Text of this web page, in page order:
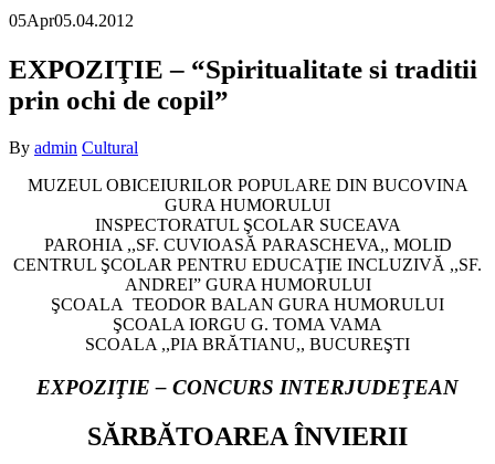
05Apr05.04.2012
EXPOZIŢIE – “Spiritualitate si traditii
prin ochi de copil”
By admin Cultural
MUZEUL OBICEIURILOR POPULARE DIN BUCOVINA
GURA HUMORULUI
INSPECTORATUL ŞCOLAR SUCEAVA
PAROHIA ,,SF. CUVIOASĂ PARASCHEVA,, MOLID
CENTRUL ŞCOLAR PENTRU EDUCAŢIE INCLUZIVĂ ,,SF.
ANDREI” GURA HUMORULUI
ŞCOALA TEODOR BALAN GURA HUMORULUI
ŞCOALA IORGU G. TOMA VAMA
SCOALA ,,PIA BRĂTIANU,, BUCUREŞTI
EXPOZIŢIE – CONCURS INTERJUDEŢEAN
SĂRBĂTOAREA ÎNVIERII